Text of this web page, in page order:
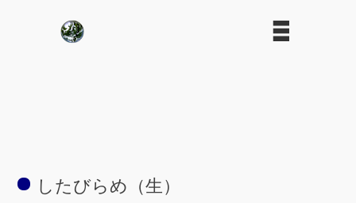
したびらめ（生）